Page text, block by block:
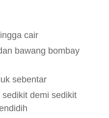
cair
bawang bombay
sebentar
demi sedikit